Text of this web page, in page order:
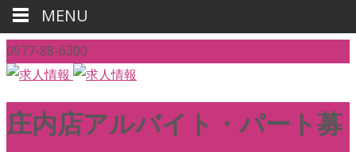
0977-88-6300
庄内店アルバイト・パート募
MENU